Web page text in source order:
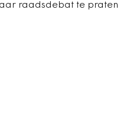
raadsdebat te praten